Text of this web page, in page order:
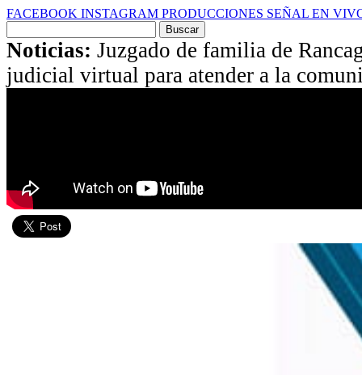
FACEBOOK INSTAGRAM PRODUCCIONES SEÑAL EN
por:
Noticias: Juzgado de familia de
judicial virtual para atender a la